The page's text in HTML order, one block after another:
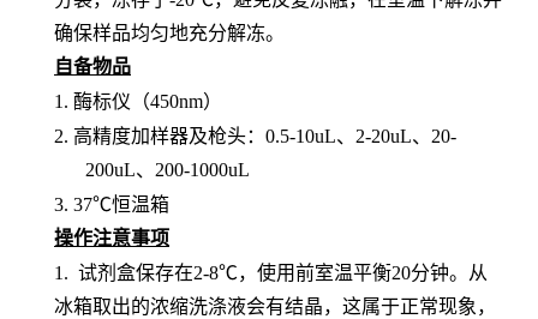
确保样品均匀地充分解冻。
自备物品
1. 酶标仪（450nm）
2. 高精度加样器及枪头： 0.5-10uL、2-20uL、20-
200uL、200-1000uL
3. 37℃恒温箱
操作注意事项
1. 试剂盒保存在2-8℃，使用前室温平衡20分钟。从
冰箱取出的浓缩洗涤液会有结晶，这属于正常现象，